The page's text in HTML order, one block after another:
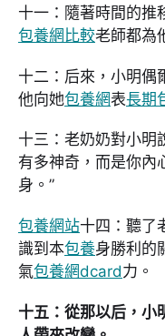
十一：隨著時間的推
包養網比較老師都為
十二：后來，小明偶
他向她包養網表長期
十三：老奶奶對小明
有多神奇，而是你內
身。”
包養網站十四：聽了
識到本包養身勝利的
氣包養網dcard力。
十五：從那以后，小